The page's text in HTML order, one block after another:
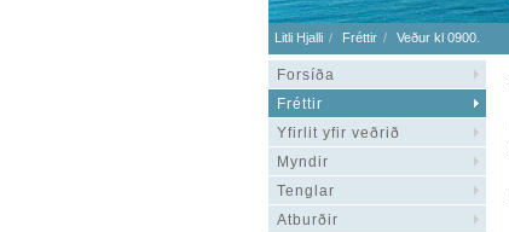
Litli Hjalli Fréttir Veður kl 0900.
Forsíða
Fréttir
Yfirlit yfir veðrið
Myndir
Tenglar
Atburðir